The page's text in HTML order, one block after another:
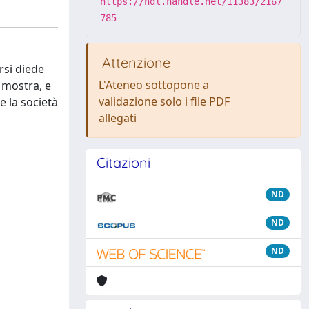
diede
e
la società
785
Attenzione
L'Ateneo sottopone a
validazione solo i file PDF
allegati
Citazioni
ND
ND
ND